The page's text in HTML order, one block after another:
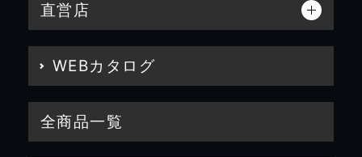
直営店
WEBカタログ
全商品一覧